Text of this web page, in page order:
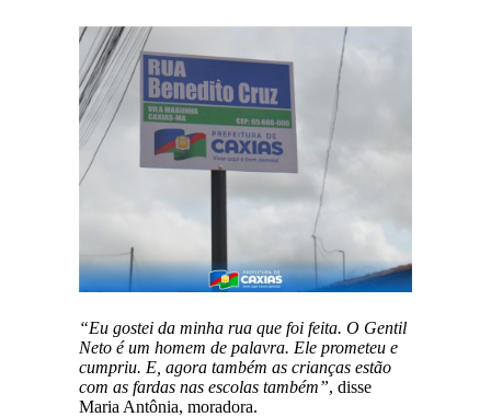
“Eu gostei da minha rua que foi feita. O Gentil
Neto é um homem de palavra. Ele prometeu e
cumpriu. E, agora também as crianças estão
com as fardas nas escolas também”, disse
Maria Antônia, moradora.